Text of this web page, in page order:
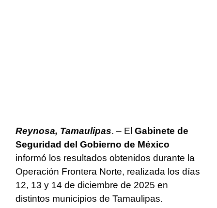
Reynosa, Tamaulipas. – El Gabinete de
Seguridad del Gobierno de México
informó los resultados obtenidos durante la
Operación Frontera Norte, realizada los días
12, 13 y 14 de diciembre de 2025 en
distintos municipios de Tamaulipas.